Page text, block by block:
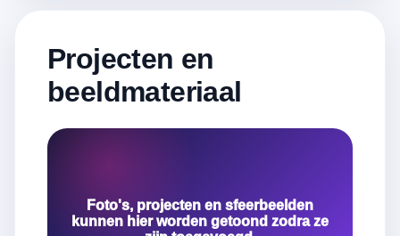
Projecten en
beeldmateriaal
Foto's, projecten en sfeerbeelden
kunnen hier worden getoond zodra ze